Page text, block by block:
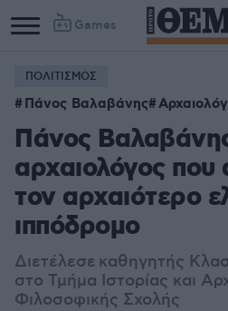
Games
ΠΟΛΙΤΙΣΜΟΣ
Πάνος Βαλαβάνης
Πάνος
αρχαιολόγος
τον αρχαιότερο
ιππόδρομο
Διετέλεσε καθηγητής
στο Τμήμα Ιστορίας και
Φιλοσοφικής Σχολής